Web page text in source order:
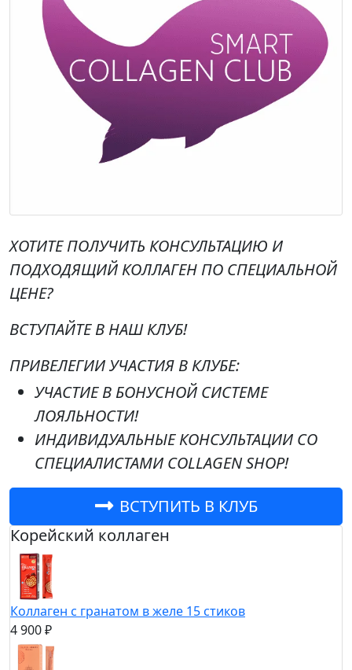
ХОТИТЕ ПОЛУЧИТЬ КОНСУЛЬТАЦИЮ И
ПОДХОДЯЩИЙ КОЛЛАГЕН ПО СПЕЦИАЛЬНОЙ
ЦЕНЕ?
ВСТУПАЙТЕ В НАШ КЛУБ!
ПРИВЕЛЕГИИ УЧАСТИЯ В КЛУБЕ:
УЧАСТИЕ В БОНУСНОЙ СИСТЕМЕ
ЛОЯЛЬНОСТИ!
ИНДИВИДУАЛЬНЫЕ КОНСУЛЬТАЦИИ СО
СПЕЦИАЛИСТАМИ COLLAGEN SHOP!
ВСТУПИТЬ В КЛУБ
Корейский коллаген
Коллаген с гранатом в желе 15 стиков
4 900 ₽